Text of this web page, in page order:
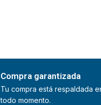
Compra garantizada
Tu compra está respaldada
todo momento.